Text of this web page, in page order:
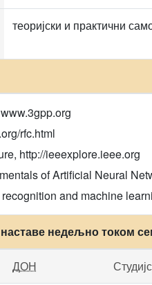
теоријски и практични
rfc.html
http://ieeexplore.ieee.org
of Artificial Neural
and machine
недељно током
ДОН